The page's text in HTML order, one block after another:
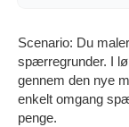
Scenario: Du
spærregrunder. I
gennem den nye
enkelt omgang
penge.